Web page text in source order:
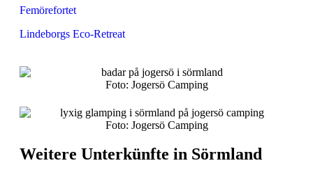
Femörefortet
Lindeborgs Eco-Retreat
Foto: Jogersö Camping
Foto: Jogersö Camping
Weitere Unterkünfte in Sörmland